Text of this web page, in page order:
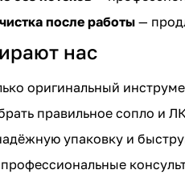
после работы —
нас
оригинальный
правильное сопло и
упаковку и